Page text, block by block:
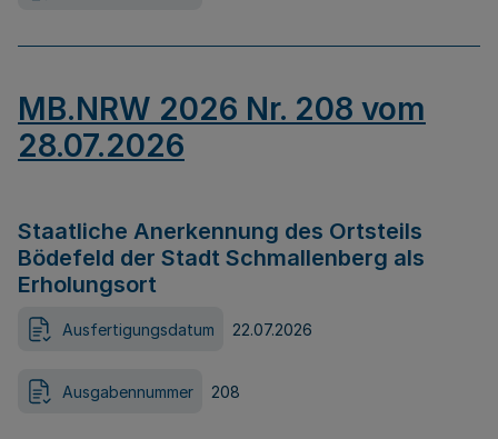
MB.NRW 2026 Nr. 208 vom
28.07.2026
Staatliche Anerkennung des Ortsteils
Bödefeld der Stadt Schmallenberg als
Erholungsort
Ausfertigungsdatum 22.07.2026
Ausgabennummer 208